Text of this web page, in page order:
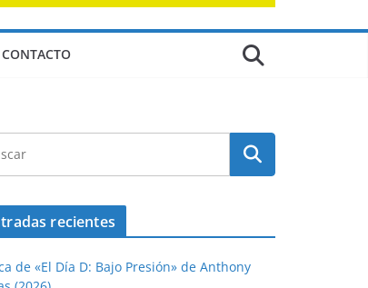
CONTACTO
recientes
de «El Día D: Bajo Presión» de Anthony